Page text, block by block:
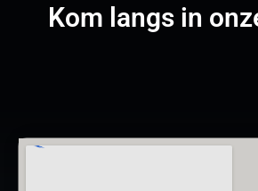
Kom langs in